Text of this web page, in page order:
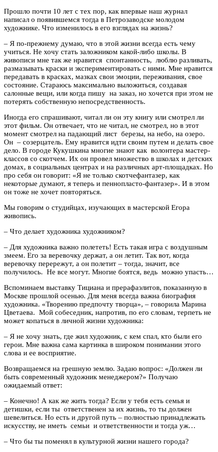
Прошло почти 10 лет с тех пор, как впервые наш журнал
написал о появившемся тогда в Петрозаводске молодом
художнике. Что изменилось в его взглядах на жизнь?
– Я по-прежнему думаю, что в этой жизни всегда есть чему
учиться. Не хочу стать заложником какой-либо школы. В
живописи мне так же нравится спонтанность, люблю разливать,
размазывать краски и экспериментировать с ними. Мне нравится
передавать в красках, мазках свои эмоции, переживания, свое
состояние. Стараюсь максимально выложиться, создавая
салонные вещи, или когда пишу на заказ, но хочется при этом не
потерять собственную непосредственность.
Иногда его спрашивают, читал ли он эту книгу или смотрел ли
этот фильм. Он отвечает, что не читал, не смотрел, но в этот
момент смотрел на падающий лист березы, на небо, на озеро.
Он – созерцатель. Ему нравится идти своим путем и делать свое
дело. В городе Кукушкина многие знают как волонтера мастер-
классов со скотчем. Их он провел множество в школах и детских
домах, в социальных центрах и на различных арт-площадках. Но
про себя он говорит: «Я не только скотчефантазер, как
некоторые думают, я теперь и пеннопласто-фантазер». И в этом
он тоже не хочет повторяться.
Мы говорим о студийцах, изучающих в мастерской Егора
живопись.
– Что делает художника художником?
– Для художника важно полететь! Есть такая игра с воздушным
змеем. Его за веревочку держат, а он летит. Так вот, когда
веревочку перережут, а он полетит – тогда, значит, все
получилось. Не все могут. Многие боятся, ведь можно упасть…
Вспоминаем выставку Тициана и прерафаэлитов, показанную в
Москве прошлой осенью. Для меня всегда важна биография
художника. «Творению предпочту творца», – говорила Марина
Цветаева. Мой собеседник, напротив, по его словам, терпеть не
может копаться в личной жизни художника:
– Я не хочу знать, где жил художник, с кем спал, кто были его
герои. Мне важна сама картинка в широком понимании этого
слова и ее восприятие.
Возвращаемся на грешную землю. Задаю вопрос: «Должен ли
быть современный художник менеджером?» Получаю
ожидаемый ответ:
– Конечно! А как же жить тогда? Если у тебя есть семья и
детишки, если ты ответственен за их жизнь, то ты должен
шевелиться. Но есть и другой путь – полностью принадлежать
искусству, не иметь семьи и ответственности и тогда уж…
– Что бы ты поменял в культурной жизни нашего города?